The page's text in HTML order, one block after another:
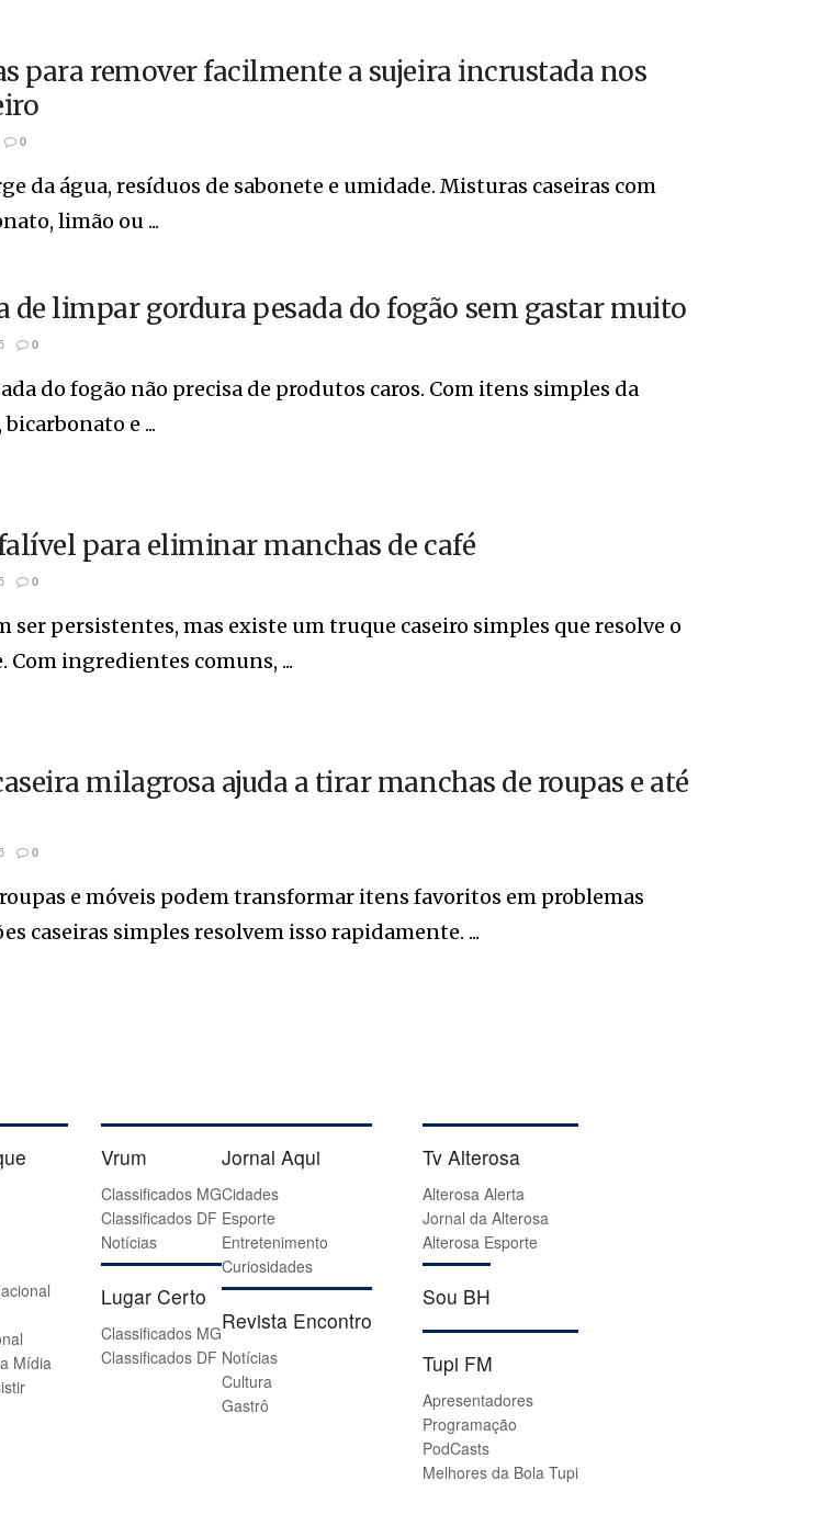
para remover facilmente a sujeira incrustada nos
0
da água, resíduos de sabonete e umidade. Misturas caseiras com
limão ou ...
limpar gordura pesada do fogão sem gastar muito
0
do fogão não precisa de produtos caros. Com itens simples da
e ...
para eliminar manchas de café
0
ser persistentes, mas existe um truque caseiro simples que resolve o
ingredientes comuns, ...
milagrosa ajuda a tirar manchas de roupas e até
0
e móveis podem transformar itens favoritos em problemas
caseiras simples resolvem isso rapidamente. ...
Mídia
Vrum
Classificados MG
Classificados DF
Notícias
Lugar Certo
Classificados MG
Classificados DF
Jornal Aqui
Cidades
Esporte
Entretenimento
Curiosidades
Revista Encontro
Notícias
Cultura
Gastrô
Tv Alterosa
Alterosa Alerta
Jornal da Alterosa
Alterosa Esporte
Sou BH
Tupi FM
Apresentadores
Programação
PodCasts
Melhores da Bola Tupi